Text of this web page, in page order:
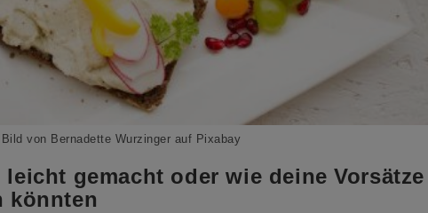
Bild von Bernadette Wurzinger auf Pixabay
gemacht oder wie deine Vorsätze
könnten